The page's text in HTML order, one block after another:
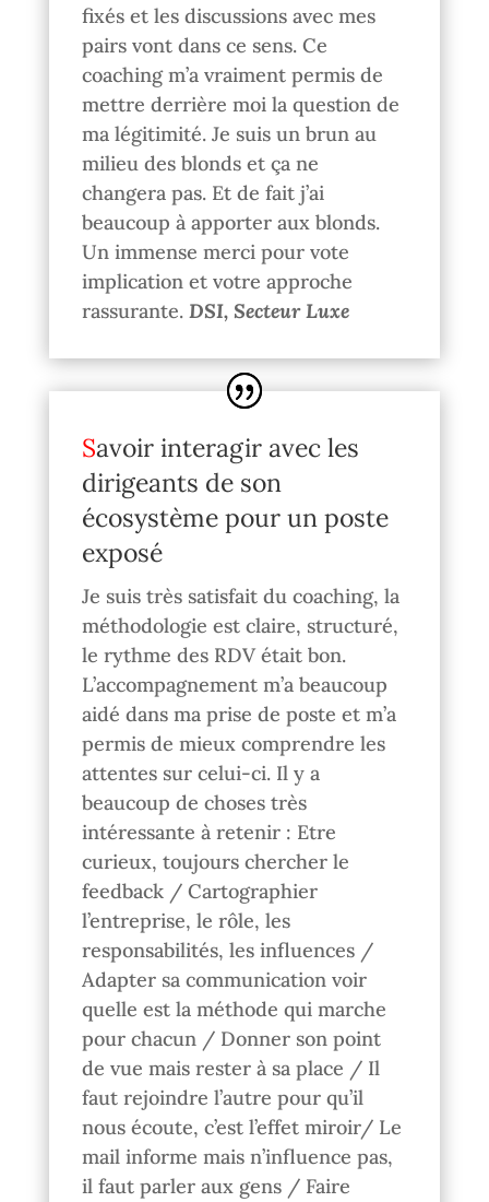
fixés et les discussions avec mes
pairs vont dans ce sens. Ce
coaching m’a vraiment permis de
mettre derrière moi la question de
ma légitimité. Je suis un brun au
milieu des blonds et ça ne
changera pas. Et de fait j’ai
beaucoup à apporter aux blonds.
Un immense merci pour vote
implication et votre approche
rassurante. DSI, Secteur Luxe
Savoir interagir avec les
dirigeants de son
écosystème pour un poste
exposé
Je suis très satisfait du coaching, la
méthodologie est claire, structuré,
le rythme des RDV était bon.
L’accompagnement m’a beaucoup
aidé dans ma prise de poste et m’a
permis de mieux comprendre les
attentes sur celui-ci. Il y a
beaucoup de choses très
intéressante à retenir : Etre
curieux, toujours chercher le
feedback / Cartographier
l’entreprise, le rôle, les
responsabilités, les influences /
Adapter sa communication voir
quelle est la méthode qui marche
pour chacun / Donner son point
de vue mais rester à sa place / Il
faut rejoindre l’autre pour qu’il
nous écoute, c’est l’effet miroir/ Le
mail informe mais n’influence pas,
il faut parler aux gens / Faire